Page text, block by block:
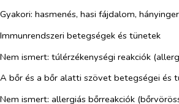
Gyakori: hasmenés, hasi fájdalom,
Immunrendszeri betegségek és tünetek
Nem ismert: túlérzékenységi reakciók
A bőr és a bőr alatti szövet betegségei és
Nem ismert: allergiás bőrreakciók